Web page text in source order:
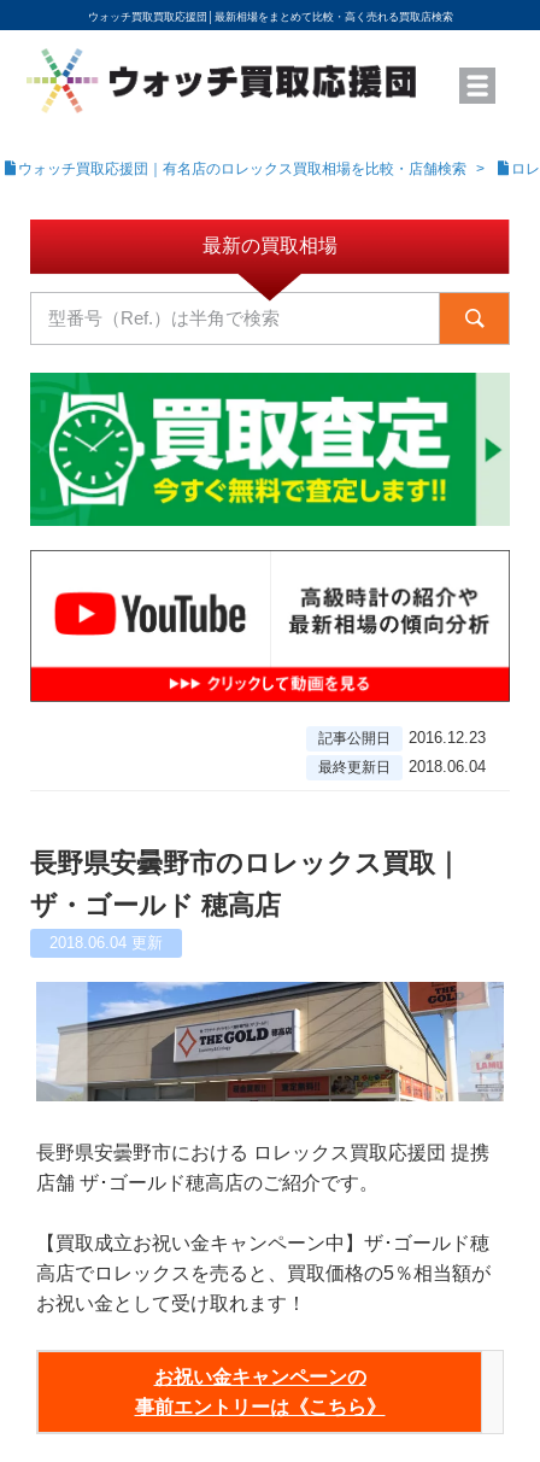
ウォッチ買取買取応援団│ 最新相場をまとめて比較・高く売れる買取店検索
YouTubeで動画を公開中
ROLEXモデル名から買取相場を調べる
高級時計ブランド名から買取相場を調べる
地域から買取店を探す
店舗名から買取店を探す
ブランド時計を高く売る方法
買取査定を依頼する
ウォッチ買取応援団｜有名店のロレックス買取相場を比較・店舗検索 ロ
最新の買取相場
記事公開日 2016.12.23
最終更新日 2018.06.04
長野県安曇野市のロレックス買取｜
ザ・ゴールド 穂高店
2018.06.04 更新
長野県安曇野市における ロレックス買取応援団 提携
店舗 ザ･ゴールド穂高店のご紹介です。
【買取成立お祝い金キャンペーン中】ザ･ゴールド穂
高店でロレックスを売ると、買取価格の5％相当額が
お祝い金として受け取れます！
お祝い金キャンペーンの
事前エントリーは《こちら》